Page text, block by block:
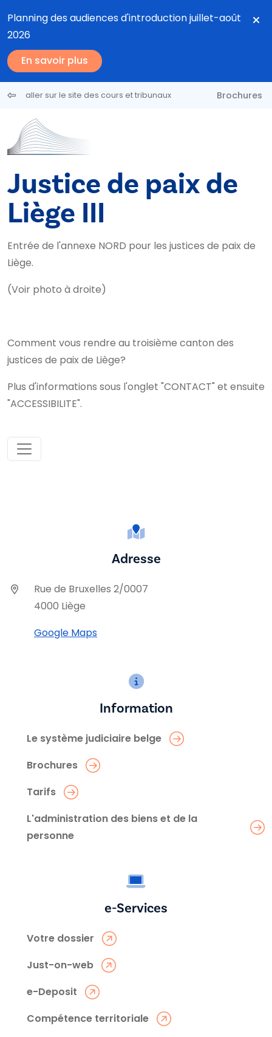
Planning des audiences d'introduction juillet-août
2026
En savoir plus
aller sur le site des cours et tribunaux Brochures
Justice de paix de
Liège III
Entrée de l'annexe NORD pour les justices de paix de
Liège.
(Voir photo à droite)
Comment vous rendre au troisième canton des
justices de paix de Liège?
Plus d'informations sous l'onglet "CONTACT" et ensuite
"ACCESSIBILITE".
Adresse
Rue de Bruxelles 2/0007
4000 Liège
Google Maps
Information
Le système judiciaire belge
Brochures
Tarifs
L'administration des biens et de la
personne
e-Services
Votre dossier
Just-on-web
e-Deposit
Compétence territoriale